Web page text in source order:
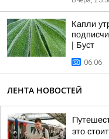
Капли
| Буст
06:06
ЛЕНТА НОВОСТЕЙ
это стоит